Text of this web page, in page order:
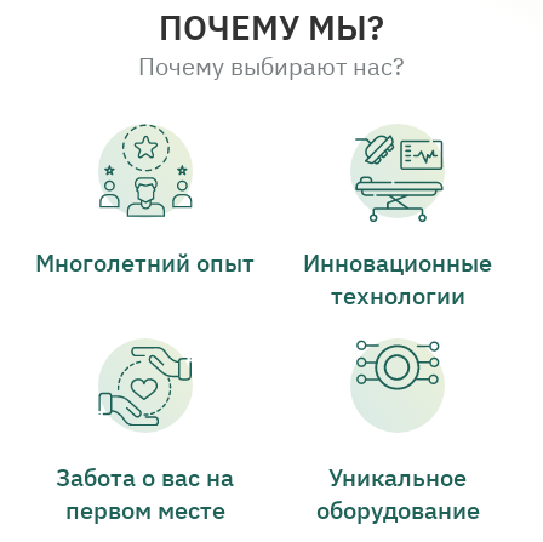
ПОЧЕМУ МЫ?
Почему выбирают нас?
Многолетний опыт
Инновационные
технологии
Забота о вас на
первом месте
Уникальное
оборудование